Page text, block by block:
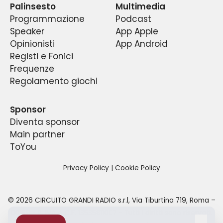
Palinsesto
Programmazione
Speaker
Opinionisti
Registi e Fonici
Frequenze
Regolamento giochi
Multimedia
Podcast
App Apple
App Android
Sponsor
Diventa sponsor
Main partner
ToYou
Privacy Policy| Cookie Policy
© 2026 CIRCUITO GRANDI RADIO s.r.l, Via Tiburtina 719, Roma –
00159- P. IVA e C.F.